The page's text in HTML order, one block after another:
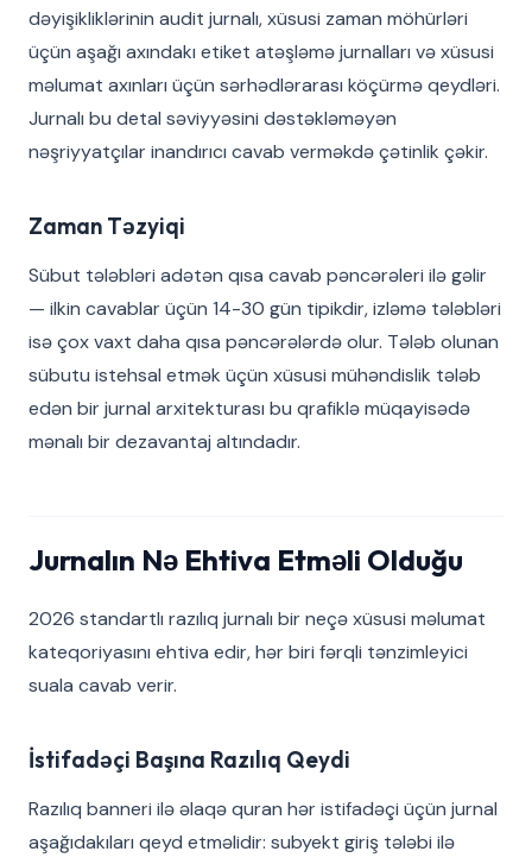
dəyişikliklərinin audit jurnalı, xüsusi zaman möhürləri
üçün aşağı axındakı etiket atəşləmə jurnalları və xüsusi
məlumat axınları üçün sərhədlərarası köçürmə qeydləri.
Jurnalı bu detal səviyyəsini dəstəkləməyən
nəşriyyatçılar inandırıcı cavab verməkdə çətinlik çəkir.
Zaman Təzyiqi
Sübut tələbləri adətən qısa cavab pəncərəleri ilə gəlir
— ilkin cavablar üçün 14-30 gün tipikdir, izləmə tələbləri
isə çox vaxt daha qısa pəncərələrdə olur. Tələb olunan
sübutu istehsal etmək üçün xüsusi mühəndislik tələb
edən bir jurnal arxitekturası bu qrafiklə müqayisədə
mənalı bir dezavantaj altındadır.
Jurnalın Nə Ehtiva Etməli Olduğu
2026 standartlı razılıq jurnalı bir neçə xüsusi məlumat
kateqoriyasını ehtiva edir, hər biri fərqli tənzimleyici
suala cavab verir.
İstifadəçi Başına Razılıq Qeydi
Razılıq banneri ilə əlaqə quran hər istifadəçi üçün jurnal
aşağıdakıları qeyd etməlidir: subyekt giriş tələbi ilə